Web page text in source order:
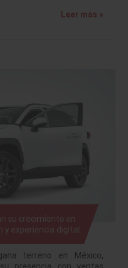
Leer más »
su crecimiento en
y experiencia digital.
terreno en México,